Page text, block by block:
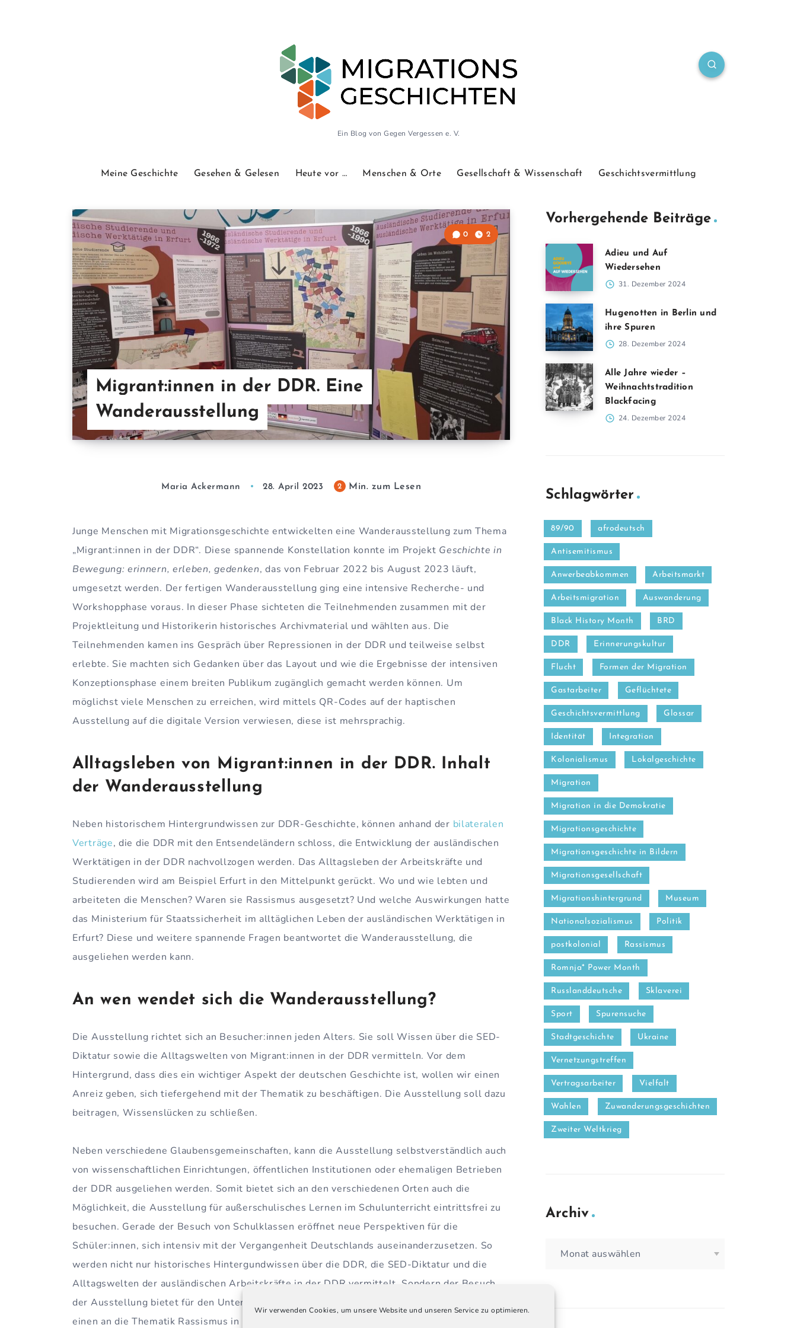
Wir verwenden Cookies, um unsere Website und unseren Service zu optimieren.
Ein Blog von Gegen Vergessen e. V.
Meine Geschichte Gesehen & Gelesen Heute vor … Menschen & Orte Gesellschaft & Wissenschaft Geschichtsvermittlung
Migrant:innen in der DDR. Eine
Wanderausstellung
0 2
Maria Ackermann 28. April 2023 2 Min. zum Lesen
Junge Menschen mit Migrationsgeschichte entwickelten eine Wanderausstellung zum Thema
„Migrant:innen in der DDR“. Diese spannende Konstellation konnte im Projekt Geschichte in
Bewegung: erinnern, erleben, gedenken, das von Februar 2022 bis August 2023 läuft,
umgesetzt werden. Der fertigen Wanderausstellung ging eine intensive Recherche- und
Workshopphase voraus. In dieser Phase sichteten die Teilnehmenden zusammen mit der
Projektleitung und Historikerin historisches Archivmaterial und wählten aus. Die
Teilnehmenden kamen ins Gespräch über Repressionen in der DDR und teilweise selbst
erlebte. Sie machten sich Gedanken über das Layout und wie die Ergebnisse der intensiven
Konzeptionsphase einem breiten Publikum zugänglich gemacht werden können. Um
möglichst viele Menschen zu erreichen, wird mittels QR-Codes auf der haptischen
Ausstellung auf die digitale Version verwiesen, diese ist mehrsprachig.
Alltagsleben von Migrant:innen in der DDR. Inhalt
der Wanderausstellung
Neben historischem Hintergrundwissen zur DDR-Geschichte, können anhand der bilateralen
Verträge, die die DDR mit den Entsendeländern schloss, die Entwicklung der ausländischen
Werktätigen in der DDR nachvollzogen werden. Das Alltagsleben der Arbeitskräfte und
Studierenden wird am Beispiel Erfurt in den Mittelpunkt gerückt. Wo und wie lebten und
arbeiteten die Menschen? Waren sie Rassismus ausgesetzt? Und welche Auswirkungen hatte
das Ministerium für Staatssicherheit im alltäglichen Leben der ausländischen Werktätigen in
Erfurt? Diese und weitere spannende Fragen beantwortet die Wanderausstellung, die
ausgeliehen werden kann.
An wen wendet sich die Wanderausstellung?
Die Ausstellung richtet sich an Besucher:innen jeden Alters. Sie soll Wissen über die SED-
Diktatur sowie die Alltagswelten von Migrant:innen in der DDR vermitteln. Vor dem
Hintergrund, dass dies ein wichtiger Aspekt der deutschen Geschichte ist, wollen wir einen
Anreiz geben, sich tiefergehend mit der Thematik zu beschäftigen. Die Ausstellung soll dazu
beitragen, Wissenslücken zu schließen.
Neben verschiedene Glaubensgemeinschaften, kann die Ausstellung selbstverständlich auch
von wissenschaftlichen Einrichtungen, öffentlichen Institutionen oder ehemaligen Betrieben
der DDR ausgeliehen werden. Somit bietet sich an den verschiedenen Orten auch die
Möglichkeit, die Ausstellung für außerschulisches Lernen im Schulunterricht eintrittsfrei zu
besuchen. Gerade der Besuch von Schulklassen eröffnet neue Perspektiven für die
Schüler:innen, sich intensiv mit der Vergangenheit Deutschlands auseinanderzusetzen. So
werden nicht nur historisches Hintergundwissen über die DDR, die SED-Diktatur und die
Alltagswelten der ausländischen Arbeitskräfte in der DDR vermittelt. Sondern der Besuch
der Ausstellung bietet für den Unterricht auch eine Vielzahl an Anknüpfungspunkten. Zum
einen an die Thematik Rassismus in der ehemaligen DDR sowie in der Transformationszeit
Vorhergehende Beiträge
Adieu und Auf
Wiedersehen
31. Dezember 2024
Hugenotten in Berlin und
ihre Spuren
28. Dezember 2024
Alle Jahre wieder –
Weihnachtstradition
Blackfacing
24. Dezember 2024
Schlagwörter
89/90 afrodeutsch
Antisemitismus
Anwerbeabkommen Arbeitsmarkt
Arbeitsmigration Auswanderung
Black History Month BRD
DDR Erinnerungskultur
Flucht Formen der Migration
Gastarbeiter Geflüchtete
Geschichtsvermittlung Glossar
Identität Integration
Kolonialismus Lokalgeschichte
Migration
Migration in die Demokratie
Migrationsgeschichte
Migrationsgeschichte in Bildern
Migrationsgesellschaft
Migrationshintergrund Museum
Nationalsozialismus Politik
postkolonial Rassismus
Romnja* Power Month
Russlanddeutsche Sklaverei
Sport Spurensuche
Stadtgeschichte Ukraine
Vernetzungstreffen
Vertragsarbeiter Vielfalt
Wahlen Zuwanderungsgeschichten
Zweiter Weltkrieg
Archiv